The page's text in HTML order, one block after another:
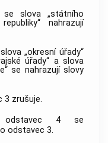
slova „státního
nahrazují
„okresní úřady“
úřady“ a slova
se nahrazují slovy
3 zrušuje.
odstavec 4 se
odstavec 3.